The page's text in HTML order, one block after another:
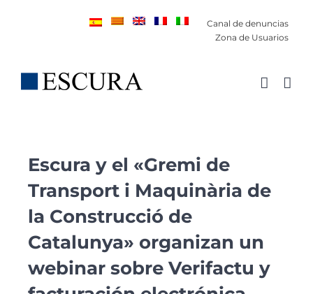
Canal de denuncias
Zona de Usuarios
Escura y el «Gremi de
Transport i Maquinària de
la Construcció de
Catalunya» organizan un
webinar sobre Verifactu y